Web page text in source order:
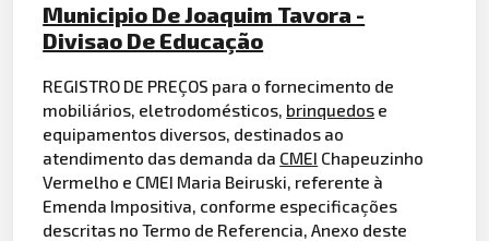
Municipio De Joaquim Tavora -
Divisao De Educação
REGISTRO DE PREÇOS para o fornecimento de
mobiliários, eletrodomésticos, brinquedos e
equipamentos diversos, destinados ao
atendimento das demanda da CMEI Chapeuzinho
Vermelho e CMEI Maria Beiruski, referente à
Emenda Impositiva, conforme especificações
descritas no Termo de Referencia, Anexo deste